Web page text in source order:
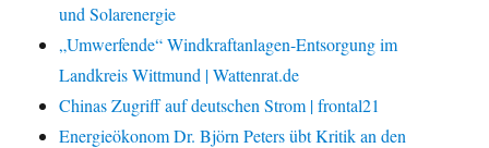
und Solarenergie
„Umwerfende“ Windkraftanlagen-Entsorgung im
Landkreis Wittmund | Wattenrat.de
Chinas Zugriff auf deutschen Strom | frontal21
Energieökonom Dr. Björn Peters übt Kritik an den